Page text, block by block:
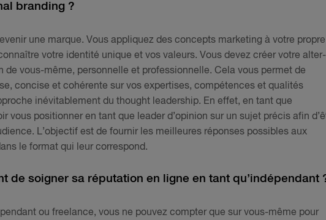
branding ?
une marque. Vous appliquez des concepts marketing à votre propre
votre identité unique et vos valeurs. Vous devez créer votre alter-
de vous-même, personnelle et professionnelle. Cela vous permet de
concise et cohérente sur vos expertises, compétences et qualités
inévitablement du thought leadership. En effet, en tant que
vous positionner en tant que leader d’opinion sur un sujet précis afin
L’objectif est de fournir les meilleures réponses possibles aux
le format qui leur correspond.
de soigner sa réputation en ligne en tant qu’indépendant
ou freelance, vous ne pouvez compter que sur vous-même pour